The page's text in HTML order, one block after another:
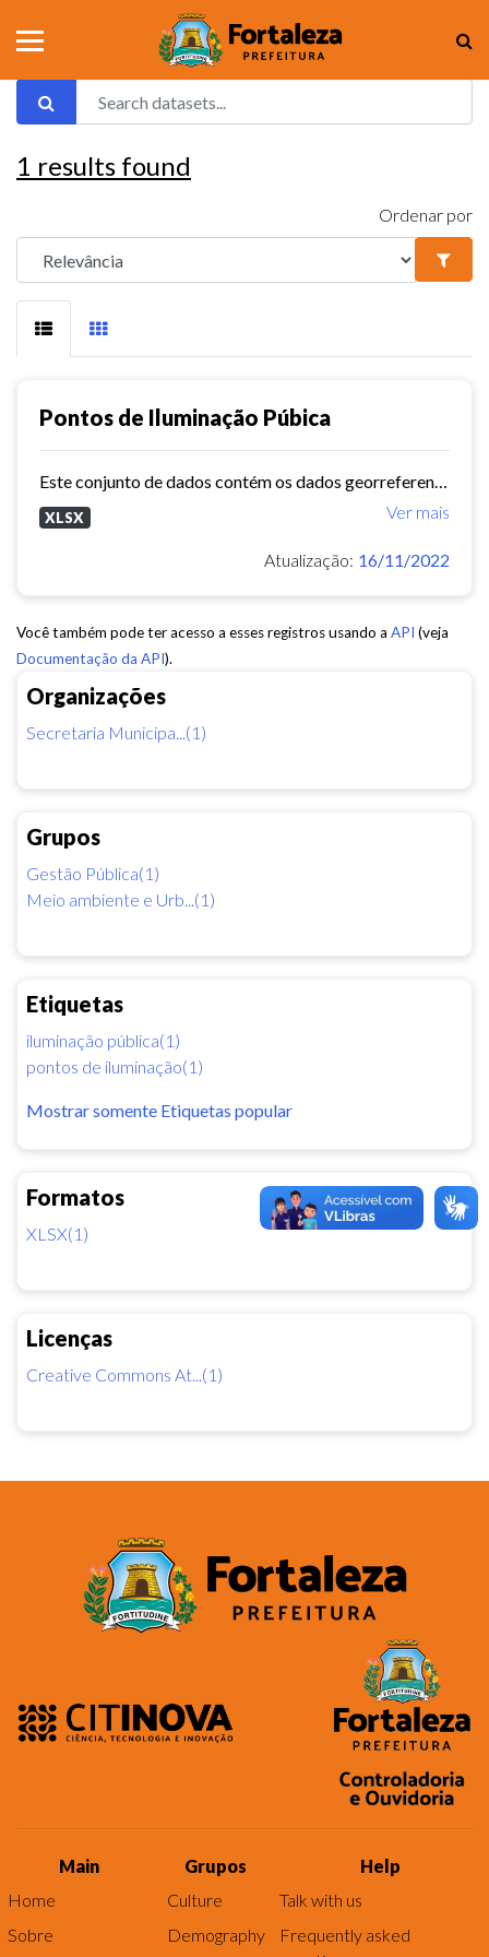
Organizações
Secretaria Municipa...(1)
Grupos
Gestão Pública(1)
Meio ambiente e Urb...(1)
Etiquetas
iluminação pública(1)
pontos de iluminação(1)
Mostrar somente Etiquetas popular
Formatos
XLSX(1)
Licenças
Creative Commons At...(1)
1 results found
Ordenar por
Pontos de Iluminação Púbica
Ver mais
XLSX
Atualização: 16/11/2022
Você também pode ter acesso a esses registros usando a API (veja
Documentação da API).
Main
Home
Sobre
Grupos
Culture
Demography
Help
Talk with us
Frequently asked